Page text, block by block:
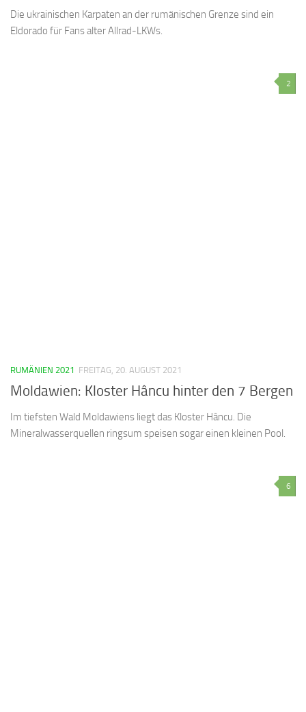
Die ukrainischen Karpaten an der rumänischen Grenze sind ein
Eldorado für Fans alter Allrad-LKWs.
2
RUMÄNIEN 2021 FREITAG, 20. AUGUST 2021
Moldawien: Kloster Hâncu hinter den 7 Bergen
Im tiefsten Wald Moldawiens liegt das Kloster Hâncu. Die
Mineralwasserquellen ringsum speisen sogar einen kleinen Pool.
6